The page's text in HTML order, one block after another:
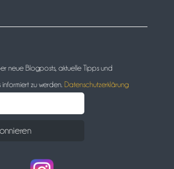
neue Blogposts, aktuelle Tipps und
zu werden. Datenschutzerklärung